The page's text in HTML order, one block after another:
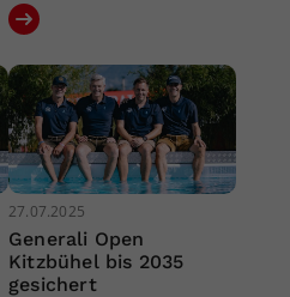
27.07.2025
Generali Open
Kitzbühel bis 2035
gesichert